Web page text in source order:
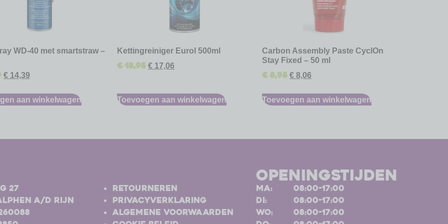
WD-40 met smartstraw –
€ 14,39
aan winkelwagen
Kettingreiniger Eurol 500ml
€18,95 € 17,06
Toevoegen aan winkelwagen
Carbon Assembly Paste CyclOn
Stay Fixed – 50 ml
€8,95 € 8,06
Toevoegen aan winkelwagen
27
a/d Rijn
Retourneren
Privacyverklaring
Algemene voorwaarden
openingstijden
ma:
di:
wo:
08:00-17:00
08:00-17:00
08:00-17:00